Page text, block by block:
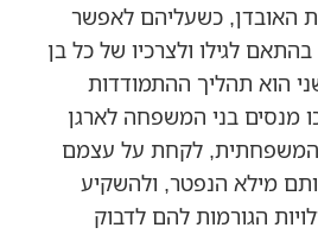
האובדן, כשעליהם לאפשר
לגילו ולצרכיו של כל בן
הוא תהליך ההתמודדות
מנסים בני המשפחה לארגן
לקחת על עצמם
מילא הנפטר, ולהשקיע
הגורמות להם לדבוק